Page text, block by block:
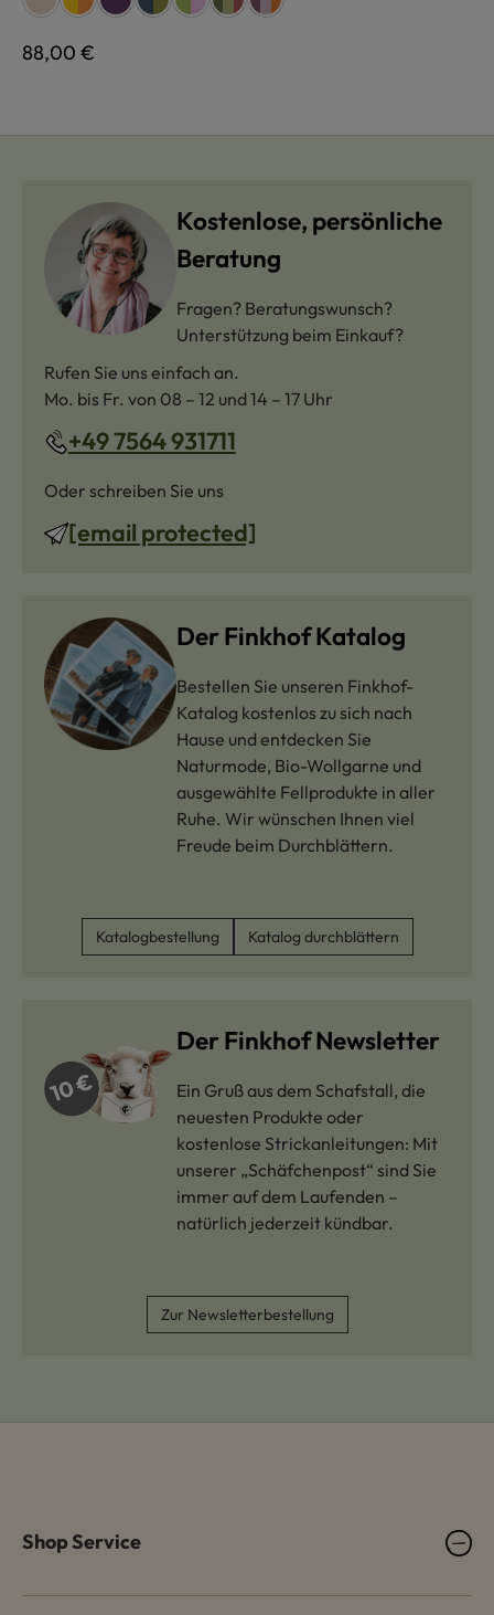
Regulärer Preis:
88,00 €
Kostenlose, persönliche
Beratung
Fragen? Beratungswunsch?
Unterstützung beim Einkauf?
Rufen Sie uns einfach an.
Mo. bis Fr. von 08 – 12 und 14 – 17 Uhr
+49 7564 931711
Oder schreiben Sie uns
[email protected]
Der Finkhof Katalog
Bestellen Sie unseren Finkhof-
Katalog kostenlos zu sich nach
Hause und entdecken Sie
Naturmode, Bio-Wollgarne und
ausgewählte Fellprodukte in aller
Ruhe. Wir wünschen Ihnen viel
Freude beim Durchblättern.
Katalogbestellung Katalog durchblättern
Der Finkhof Newsletter
Ein Gruß aus dem Schafstall, die
neuesten Produkte oder
kostenlose Strickanleitungen: Mit
unserer „Schäfchenpost“ sind Sie
immer auf dem Laufenden –
natürlich jederzeit kündbar.
Zur Newsletterbestellung
Shop Service